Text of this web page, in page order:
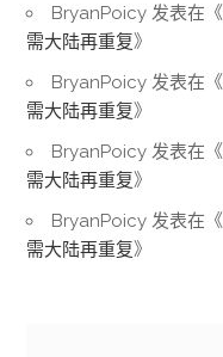
BryanPoicy 发表在《
需大陆再重复》
BryanPoicy 发表在《
需大陆再重复》
BryanPoicy 发表在《
需大陆再重复》
BryanPoicy 发表在《
需大陆再重复》